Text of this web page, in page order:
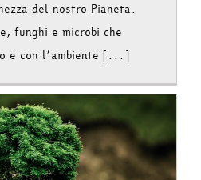
del nostro Pianeta.
funghi e microbi che
e con l’ambiente [...]